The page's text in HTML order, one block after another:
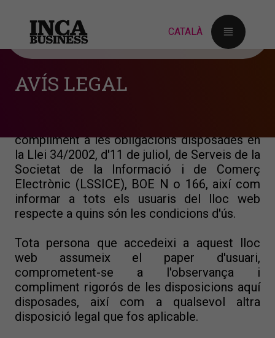
AVÍS LEGAL
Avís legal i condicions d'ús
AJUNTAMENT D'INCA, responsable del lloc
web, d'ara endavant RESPONSABLE, posa a
compliment a les obligacions disposades en
la Llei 34/2002, d'11 de juliol, de Serveis de la
Societat de la Informació i de Comerç
Electrònic (LSSICE), BOE N o 166, així com
informar a tots els usuaris del lloc web
respecte a quins són les condicions d'ús.
Tota persona que accedeixi a aquest lloc
web assumeix el paper d'usuari,
comprometent-se a l'observança i
compliment rigorós de les disposicions aquí
disposades, així com a qualsevol altra
disposició legal que fos aplicable.